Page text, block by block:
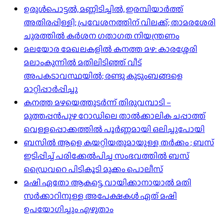
ഉരുൾപൊട്ടൽ, മണ്ണിടിച്ചിൽ, ഇരമ്പിയാര്‍ത്ത്
അതിരപ്പിള്ളി; പ്രവേശനത്തിന് വിലക്ക്; താമരശേരി
ചുരത്തില്‍ കര്‍ശന ഗതാഗത നിയന്ത്രണം
മലയോര മേഖലകളിൽ കനത്ത മഴ: കാരശ്ശേരി
മലാംകുന്നിൽ മതിലിടിഞ്ഞ് വീട്
അപകടാവസ്ഥയിൽ; രണ്ടു കുടുംബങ്ങളെ
മാറ്റിപ്പാർപ്പിച്ചു
കനത്ത മഴയെത്തുടർന്ന് തിരുവമ്പാടി –
മുത്തപ്പൻപുഴ റോഡിലെ താൽക്കാലിക ചപ്പാത്ത്
വെള്ളപ്പൊക്കത്തിൽ പൂർണ്ണമായി ഒലിച്ചുപോയി
ബസിൽ ആളെ കയറ്റിയതുമായുള്ള തർക്കം ; ബസ്
ഇടിപ്പിച്ച് പരിക്കേൽപിച്ച സംഭവത്തിൽ ബസ്
ഡ്രൈവറെ പിടികൂടി മുക്കം പൊലീസ്
മഷി ഏതോ ആകട്ടെ, വായിക്കാനായാൽ മതി​
സർക്കാറിനുള്ള അപേക്ഷകൾ ഏത് മഷി
ഉപയോഗിച്ചും എഴുതാം